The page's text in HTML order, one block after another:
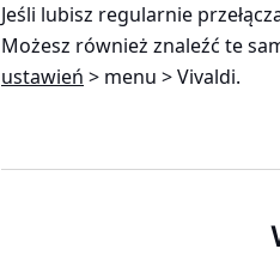
Jeśli lubisz regularnie
Możesz również znaleźć te
ustawień > menu > Vivaldi.